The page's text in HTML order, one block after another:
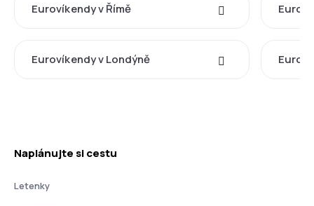
Eurovíkendy v Římě
Eurovíkendy v Londýně
Naplánujte si cestu
Letenky